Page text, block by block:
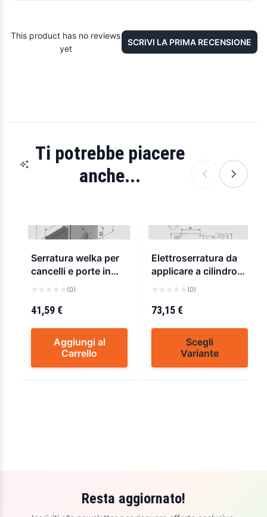
This product has no reviews
yet
SCRIVI LA PRIMA RECENSIONE
Ti potrebbe piacere
anche...
Serratura welka per
cancelli e porte in
(0)
41,59 €
Aggiungi al
Carrello
Elettroserratura da
applicare a cilindro
cisa 11610
(0)
73,15 €
Scegli
Variante
Resta aggiornato!